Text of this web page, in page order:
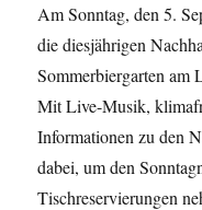
Am Sonntag, den 5.
die diesjährigen
Sommerbiergarten am
Mit Live-Musik,
Informationen zu den
dabei, um den
Tischreservierungen